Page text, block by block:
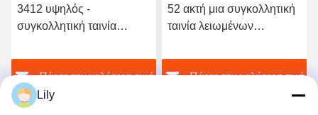
3412 υψηλός -
συγκολλητική ταινία
ποιοτικού ελαστική
πολυουρεθάνιου καυτή
Πάρτε την καλύτερη τιμή
52 ακτή μια συγκολλητική
ταινία λειωμένων
TPU καυτή για το άνευ
ραφής εσώρουχο
Πάρτε την καλύτερη τιμή
Lily